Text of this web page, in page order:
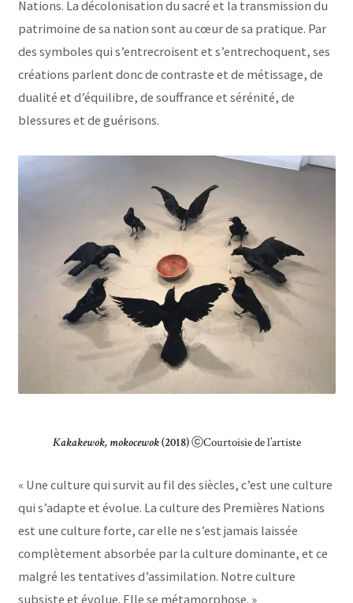
Nations. La décolonisation du sacré et la transmission du
patrimoine de sa nation sont au cœur de sa pratique. Par
des symboles qui s’entrecroisent et s’entrechoquent, ses
créations parlent donc de contraste et de métissage, de
dualité et d’équilibre, de souffrance et sérénité, de
blessures et de guérisons.
Kakakewok, mokocewok(2018)ⓒCourtoisie de l’artiste
« Une culture qui survit au fil des siècles, c’est une culture
qui s’adapte et évolue. La culture des Premières Nations
est une culture forte, car elle ne s’est jamais laissée
complètement absorbée par la culture dominante, et ce
malgré les tentatives d’assimilation. Notre culture
subsiste et évolue. Elle se métamorphose. »